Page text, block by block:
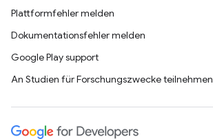
Plattformfehler melden
Dokumentationsfehler melden
Google Play support
An Studien für Forschungszwecke teilnehmen